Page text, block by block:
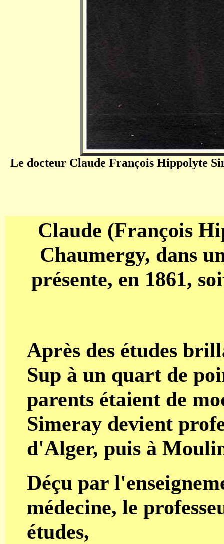
Le docteur Claude François Hippolyte
Claude (François
Chaumergy, dans
présente, en 1861,
Après des études
Sup à un quart de
parents étaient de
Simeray devient
d'Alger, puis à
Déçu par
médecine, le
études,